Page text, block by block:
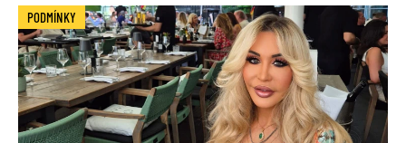
PODMÍNKY